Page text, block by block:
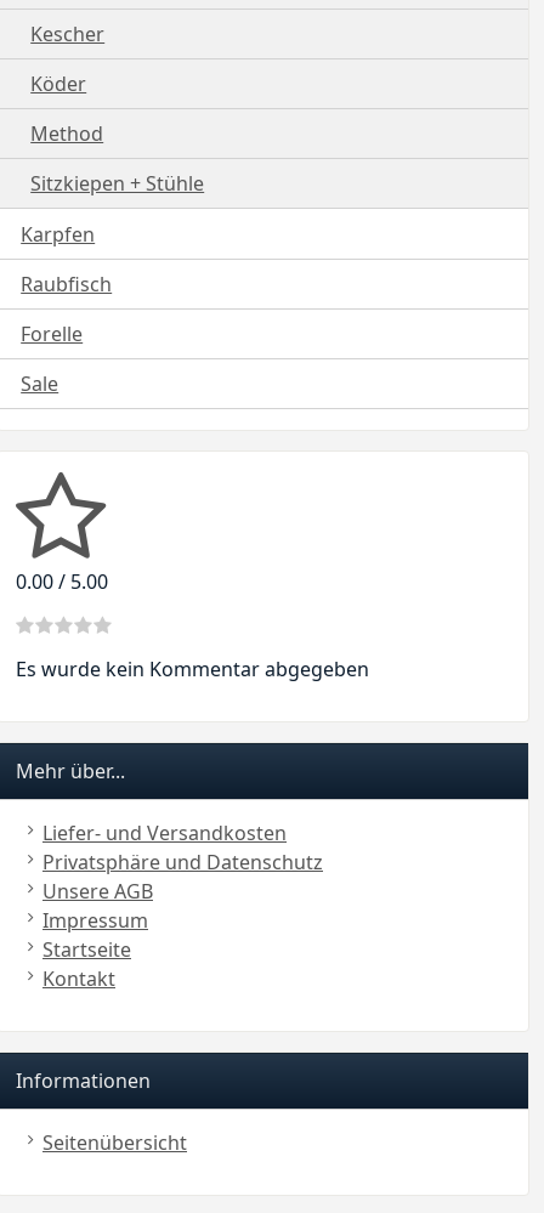
Kescher
Köder
Method
Sitzkiepen + Stühle
Karpfen
Raubfisch
Forelle
Sale
0.00 / 5.00
Es wurde kein Kommentar abgegeben
Mehr über...
Liefer- und Versandkosten
Privatsphäre und Datenschutz
Unsere AGB
Impressum
Startseite
Kontakt
Informationen
Seitenübersicht